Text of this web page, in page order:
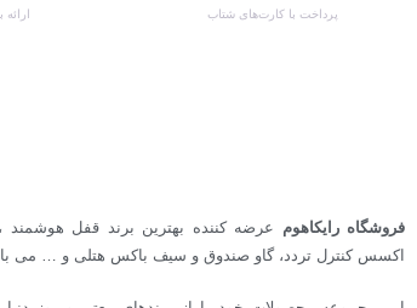
پرداخت با کارت‌های شتاب
فروشگاه رایکاهوم عرضه کننده بهترین برند قفل هوشمند
اکسس کنترل تردد، گاو صندوق و سیف باکس هتلی و … می